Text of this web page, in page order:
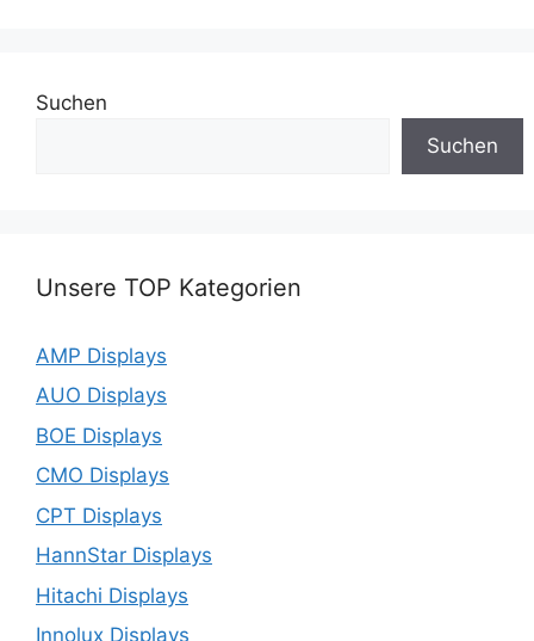
Suchen
Suchen
Unsere TOP Kategorien
AMP Displays
AUO Displays
BOE Displays
CMO Displays
CPT Displays
HannStar Displays
Hitachi Displays
Innolux Displays